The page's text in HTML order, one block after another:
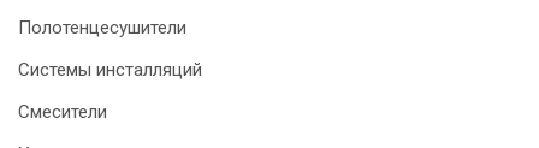
Полотенцесушители
Системы инсталляций
Смесители